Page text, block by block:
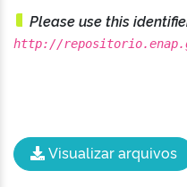
Please use this
http://
Visualizar arquivos